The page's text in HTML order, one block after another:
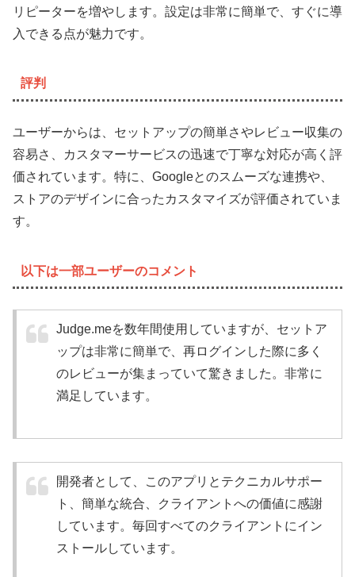
リピーターを増やします。設定は非常に簡単で、すぐに導
入できる点が魅力です。
評判
ユーザーからは、セットアップの簡単さやレビュー収集の
容易さ、カスタマーサービスの迅速で丁寧な対応が高く評
価されています。特に、Googleとのスムーズな連携や、
ストアのデザインに合ったカスタマイズが評価されていま
す。
以下は一部ユーザーのコメント
Judge.meを数年間使用していますが、セットア
ップは非常に簡単で、再ログインした際に多く
のレビューが集まっていて驚きました。非常に
満足しています。
開発者として、このアプリとテクニカルサポー
ト、簡単な統合、クライアントへの価値に感謝
しています。毎回すべてのクライアントにイン
ストールしています。